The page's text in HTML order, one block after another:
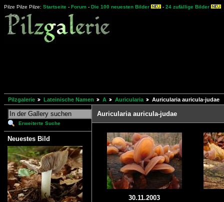
Pilze Pilze Pilze: Startseite - Forum - Die 100 neuesten Bilder - 24 zufällige Bilder
Pilzgalerie Lateinische Namen A Auricularia Auricularia auricula-judae
Erweiterte Suche
Neuestes Bild
Auricularia auricula-judae
30.11.2003